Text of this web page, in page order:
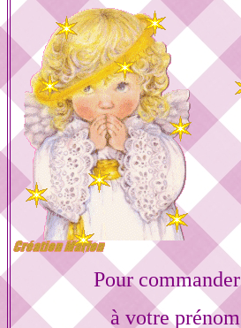
Pour
à votre